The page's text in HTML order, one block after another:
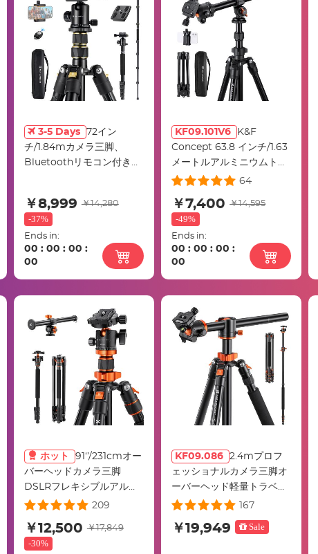
3-5 Days
72イン
チ/1.84mカメラ三脚、
Bluetoothリモコン付き、
脚、旅行や仕事用の360パ
ノラマボールヘッドクイッ
クリリースプレート
(TM2324アップグレードモ
￥8,999 ￥14,280
-37%
Ends in:
00 : 00 : 00 :
00
KF09.101V6
K&F
Concept 63.8 インチ/1.63
メートルアルミニウムトラ
ベル三脚 17.6 ポンド/8kg
い K タイプフリップロック
K234a0+Bh-28l、横セン
ターコラム & 携帯電話クリ
ップ付き
64
￥7,400 ￥14,595
-49%
Ends in:
00 :00 :00 :
00
ホット
91‘’/231cmオー
バーヘッドカメラ三脚
DSLRフレキシブルアルミ
ニウムトラベル三脚22lbs /
チアングルセンターカラ
ム、K234A7+BH-28L（旧
209
￥12,500 ￥17,849
-30%
KF09.086
2.4mプロフ
ェッショナルカメラ三脚オ
ーバーヘッド軽量トラベル
三脚22lbs / 10kg負荷、
り外し可能な一脚付き
167
￥19,949 Sale